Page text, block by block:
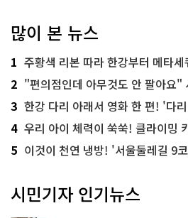
많이 본 뉴스
1 주황색 리본 따라 한강부터 메타세쿼이아
2 "편의점인데 아무것도 안 팔아요" 서울에
3 한강 다리 아래서 영화 한 편! '다
4 우리 아이 체력이 쑥쑥! 클라이밍
5 이것이 천연 냉방! '서울둘레길 9
시민기자 인기뉴스